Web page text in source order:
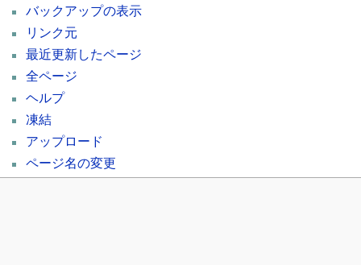
バックアップの表示
リンク元
最近更新したページ
全ページ
ヘルプ
凍結
アップロード
ページ名の変更